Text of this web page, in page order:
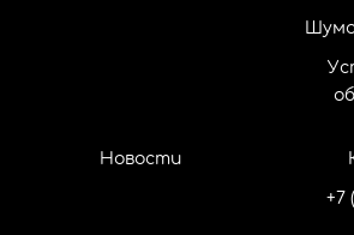
Новости
+7